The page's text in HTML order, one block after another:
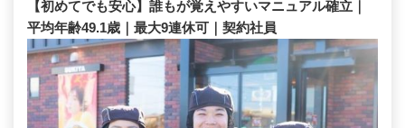
【初めてでも安心】誰もが覚えやすいマニュアル確立｜
平均年齢49.1歳｜最大9連休可｜契約社員